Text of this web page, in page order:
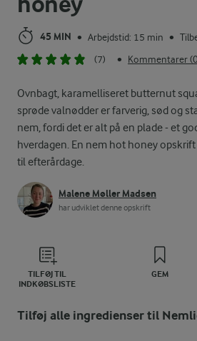
45 MIN • Arbejdstid: 15 min •
(7)
• Kommentarer
Ovnbagt, karamelliseret butternut
sprøde valnødder er farverig, sød og
nem, fordi det er alt på en plade - et
hverdagen. En nem hot honey
til efterårdage.
Malene Møller Madsen
har udviklet denne opskrift
TILFØJ TIL
INDKØBSLISTE
GEM
Tilføj alle ingredienser til